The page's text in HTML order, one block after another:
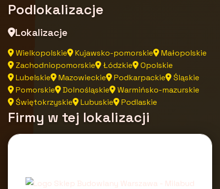
Podlokalizacje
Lokalizacje
Wielkopolskie Kujawsko-pomorskie
Małopolskie
Zachodniopomorskie
Łódzkie
Opolskie
Lubelskie
Mazowieckie Podkarpackie
Śląskie
Pomorskie
Dolnośląskie
Warmińsko-mazurskie
Świętokrzyskie
Lubuskie Podlaskie
Firmy w tej lokalizacji